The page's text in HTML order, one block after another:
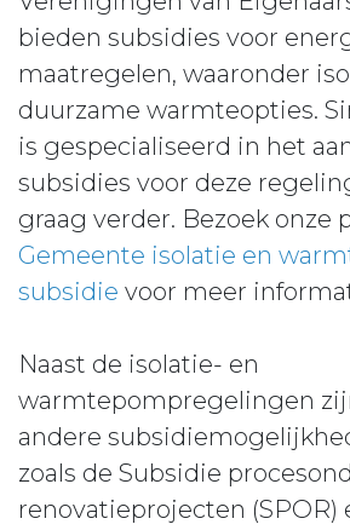
bieden subsidies voor
maatregelen, waaronder
duurzame warmteopties.
is gespecialiseerd in het
subsidies voor deze
graag verder. Bezoek onze
Gemeente isolatie en
subsidie voor meer
Naast de isolatie- en
warmtepompregelingen
andere
zoals de Subsidie
renovatieprojecten (SPOR)